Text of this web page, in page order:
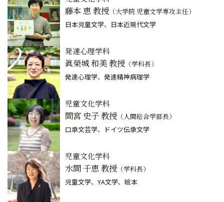
藤本 恵 教授 （大学院 児童文学専攻主任）
日本児童文学、日本近現代文学
発達心理学科
眞榮城 和美 教授 （学科長）
発達心理学、発達精神病理学
児童文化学科
間宮 史子 教授 （人間総合学部長）
口承文芸学、ドイツ伝承文学
児童文化学科
水間 千恵 教授 （学科長）
児童文学、YA文学、絵本